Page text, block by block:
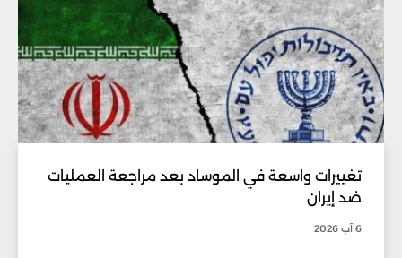
تغييرات واسعة في الموساد بعد مراجعة العمليات
ضد إيران
6 آب 2026